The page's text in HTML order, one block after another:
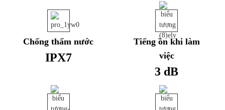
Chống thấm nước
IPX7
Tiếng ồn khi làm
việc
3 dB